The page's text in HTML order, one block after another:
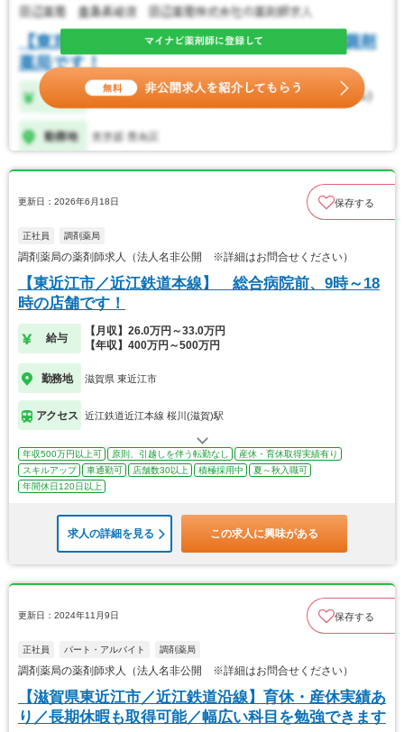
更新日：2026年6月18日 保存する
正社員 調剤薬局
調剤薬局の薬剤師求人（法人名非公開 ※詳細はお問合せください）
【東近江市／近江鉄道本線】 総合病院前、9時～18
時の店舗です！
給与
【月収】26.0万円～33.0万円
【年収】400万円～500万円
勤務地 滋賀県 東近江市
アクセス 近江鉄道近江本線 桜川(滋賀)駅
年収500万円以上可 原則、引越しを伴う転勤なし
産休・育休取得実績有り
スキルアップ
車通勤可 店舗数30以上 積極採用中
夏～秋入職可
年間休日120日以上
求人の詳細を見る この求人に興味がある
更新日：2024年11月9日 保存する
正社員 パート・アルバイト 調剤薬局
調剤薬局の薬剤師求人（法人名非公開 ※詳細はお問合せください）
【滋賀県東近江市／近江鉄道沿線】育休・産休実績あ
り／長期休暇も取得可能／幅広い科目を勉強できます